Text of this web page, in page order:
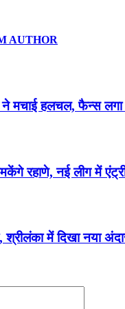
AUTHOR
ने मचाई हलचल, फैन्स
रहाणे, नई लीग में
श्रीलंका में दिखा नया